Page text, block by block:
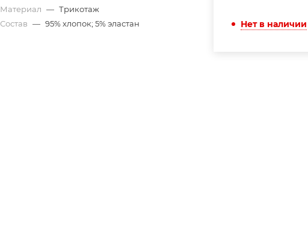
Материал — Трикотаж
Состав — 95% хлопок; 5% эластан Нет в наличии